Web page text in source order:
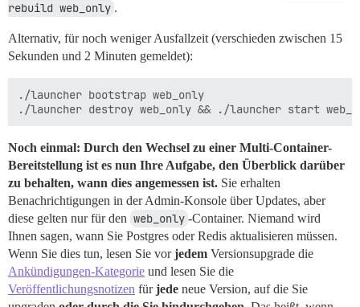
rebuild web_only .
Alternativ, für noch weniger Ausfallzeit (verschieden zwischen 15
Sekunden und 2 Minuten gemeldet):
./launcher bootstrap web_only
Noch einmal: Durch den Wechsel zu einer Multi-Container-
Bereitstellung ist es nun Ihre Aufgabe, den Überblick darüber
zu behalten, wann dies angemessen ist. Sie erhalten
Benachrichtigungen in der Admin-Konsole über Updates, aber
diese gelten nur für den web_only -Container. Niemand wird
Ihnen sagen, wann Sie Postgres oder Redis aktualisieren müssen.
Wenn Sie dies tun, lesen Sie vorjedem Versionsupgrade die
Ankündigungen-Kategorie und lesen Sie die
Veröffentlichungsnotizen fürjede neue Version, auf die Sie